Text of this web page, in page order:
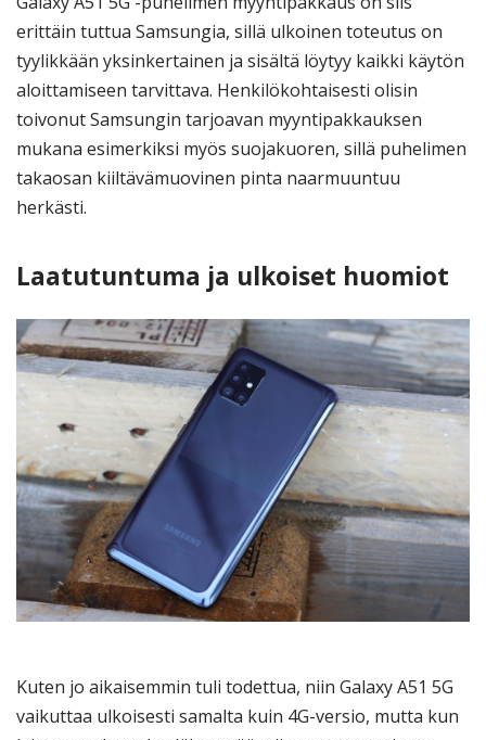
erittäin tuttua Samsungia, sillä ulkoinen toteutus on
tyylikkään yksinkertainen ja sisältä löytyy kaikki käytön
aloittamiseen tarvittava. Henkilökohtaisesti olisin
toivonut Samsungin tarjoavan myyntipakkauksen
mukana esimerkiksi myös suojakuoren, sillä puhelimen
takaosan kiiltävämuovinen pinta naarmuuntuu
herkästi.
Laatutuntuma ja ulkoiset huomiot
Kuten jo aikaisemmin tuli todettua, niin Galaxy A51 5G
vaikuttaa ulkoisesti samalta kuin 4G-versio, mutta kun